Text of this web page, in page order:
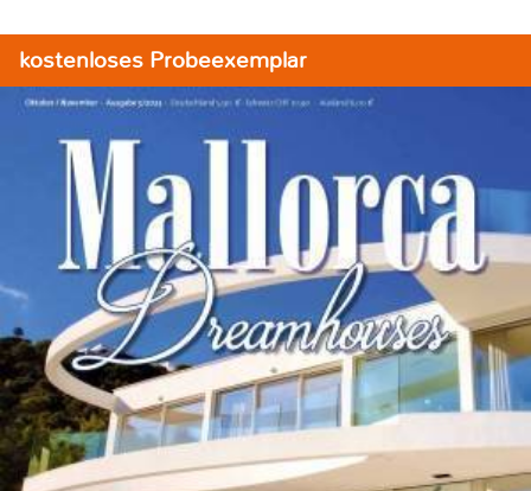
kostenloses Probeexemplar